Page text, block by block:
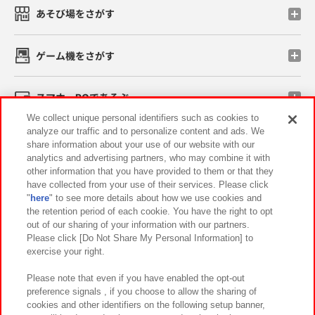
あそび場をさがす
ゲーム機をさがす
スマホ・PCであそぶ
イベント・キャンペーン
関連会社 サステナビリティ サイトポリシー
プライバシーポリシー ウェブアクセシビリティ方針と検証結果
お取引先さまとともに
カスタマーハラスメント対応方針 よくあるご質問・お問い合わせ
We collect unique personal identifiers such as cookies to
analyze our traffic and to personalize content and ads. We
share information about your use of our website with our
analytics and advertising partners, who may combine it with
other information that you have provided to them or that they
have collected from your use of their services. Please click
" here" to see more details about how we use cookies and
the retention period of each cookie. You have the right to opt
out of our sharing of your information with our partners.
Please click [Do Not Share My Personal Information] to
exercise your right.
Please note that even if you have enabled the opt-out
preference signals , if you choose to allow the sharing of
cookies and other identifiers on the following setup banner,